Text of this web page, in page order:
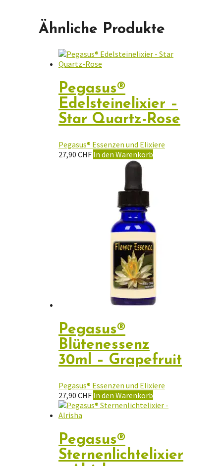
Ähnliche Produkte
Pegasus®
Edelsteinelixier –
Star Quartz-Rose
Pegasus® Essenzen und Elixiere
27,90 CHF In den Warenkorb
Pegasus®
Blütenessenz
30ml – Grapefruit
Pegasus® Essenzen und Elixiere
27,90 CHF In den Warenkorb
Pegasus®
Sternenlichtelixier